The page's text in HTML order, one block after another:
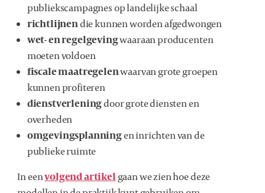
publiekscampagnes op landelijke schaal
richtlijnendie kunnen worden afgedwongen
wet- en regelgevingwaaraan producenten
moeten voldoen
fiscale maatregelenwaarvan grote groepen
kunnen profiteren
dienstverleningdoor grote diensten en
overheden
omgevingsplanningen inrichten van de
publieke ruimte
In eenvolgend artikel gaan we zien hoe deze